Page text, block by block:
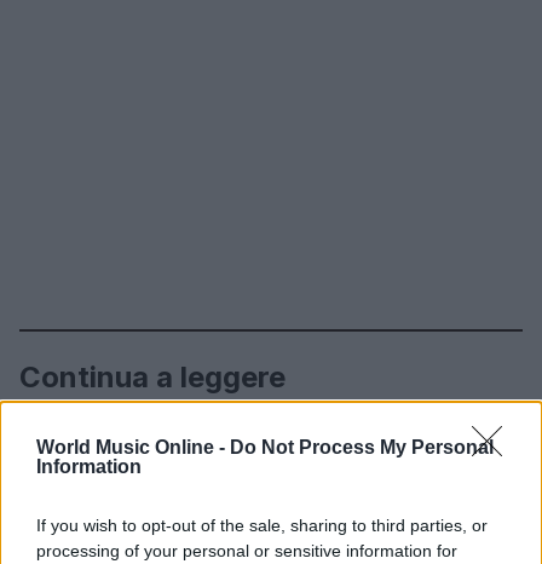
World Music Online - Do Not Process My Personal
Information
If you wish to opt-out of the sale, sharing to third parties, or
processing of your personal or sensitive information for
Continua a leggere
NEWS